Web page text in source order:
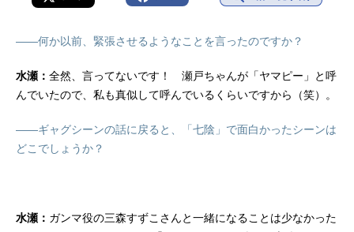
――何か以前、緊張させるようなことを言ったのですか？
水瀬： 全然、言ってないです！ 瀬戸ちゃんが「ヤマピー」と呼
んでいたので、私も真似して呼んでいるくらいですから（笑）。
――ギャグシーンの話に戻ると、「七陰」で面白かったシーンは
どこでしょうか？
水瀬： ガンマ役の三森すずこさんと一緒になることは少なかった